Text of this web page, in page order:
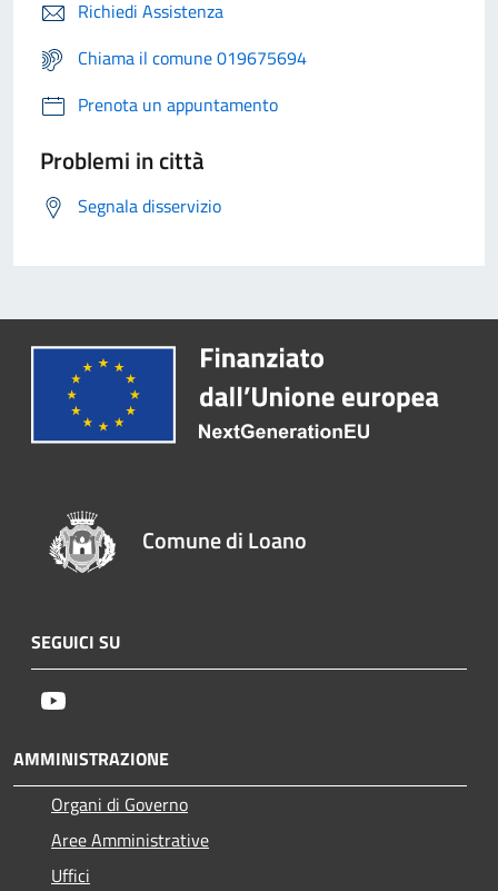
Richiedi Assistenza
Chiama il comune 019675694
Prenota un appuntamento
Problemi in città
Segnala disservizio
Comune di Loano
SEGUICI SU
AMMINISTRAZIONE
Organi di Governo
Aree Amministrative
Uffici